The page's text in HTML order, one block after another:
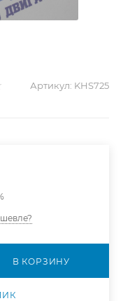
Артикул: KHS725
В КОРЗИНУ